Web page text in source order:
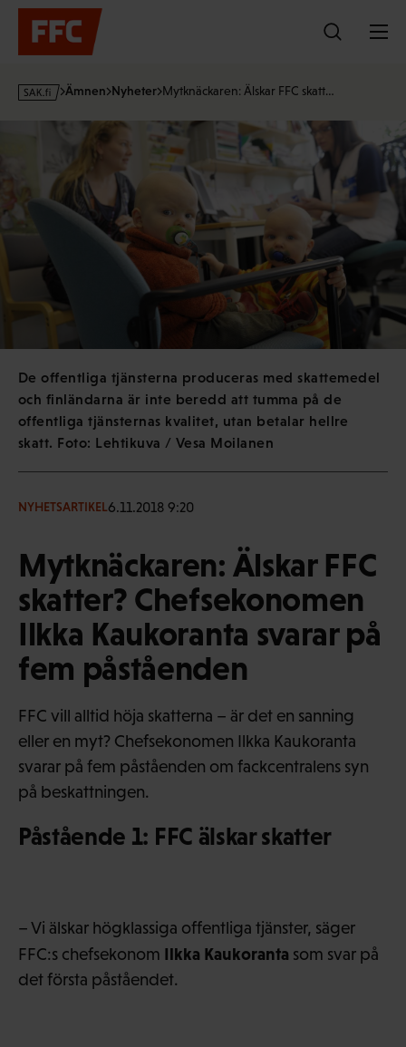
Hoppa
innehållet
s
Ämnen Nyheter Mytknäckaren: Älskar FFC skatt…
De offentliga tjänsterna produceras med skattemedel
och finländarna är inte beredd att tumma på de
offentliga tjänsternas kvalitet, utan betalar hellre
skatt. Foto: Lehtikuva / Vesa Moilanen
NYHETSARTIKEL6.11.2018 9:20
Mytknäckaren: Älskar FFC
skatter? Chefsekonomen
Ilkka Kaukoranta svarar på
fem påståenden
FFC vill alltid höja skatterna – är det en sanning
eller en myt? Chefsekonomen Ilkka Kaukoranta
svarar på fem påståenden om fackcentralens syn
på beskattningen.
Påstående 1: FFC älskar skatter
– Vi älskar högklassiga offentliga tjänster, säger
FFC:s chefsekonom Ilkka Kaukoranta som svar på
det första påståendet.